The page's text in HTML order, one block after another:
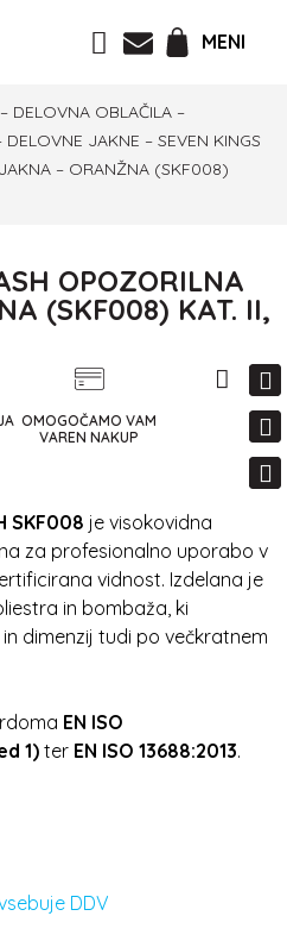
MENI
– DELOVNA OBLAČILA –
DELOVNE JAKNE – SEVEN KINGS
– ORANŽNA (SKF008)
OPOZORILNA
(SKF008) KAT. II,
OMOGOČAMO VAM
VAREN NAKUP
SKF008 je visokovidna
za profesionalno uporabo v
vidnost. Izdelana je
in bombaža, ki
dimenzij tudi po večkratnem
EN ISO
1) ter EN ISO 13688:2013.
DDV